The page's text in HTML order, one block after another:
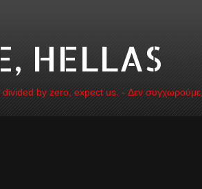
HELLAS
by zero, expect us. - Δεν συγχωρούμε,